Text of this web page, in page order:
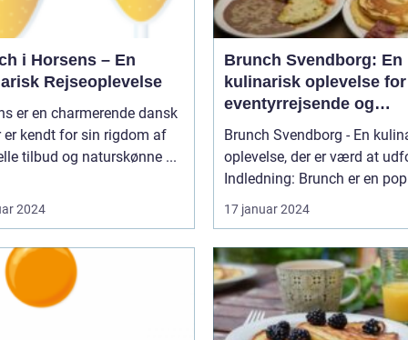
i Horsens – En
Rejseoplevelse
er en charmerende dansk
er kendt for sin rigdom af
tilbud og naturskønne ...
2024
Brunch Svendborg: En
kulinarisk oplevelse for
eventyrrejsende og
backpackere
Brunch Svendborg - En
oplevelse, der er værd at
Indledning: Brunch er en
17 januar 2024